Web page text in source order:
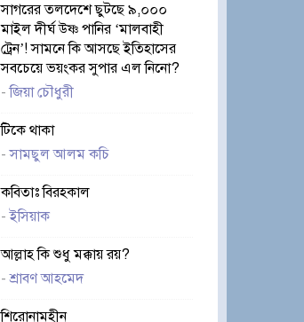
সাগরের তলদেশে ছুটছে ৯,০০০
মাইল দীর্ঘ উষ্ণ পানির ‘মালবাহী
ট্রেন’! সামনে কি আসছে ইতিহাসের
সবচেয়ে ভয়ংকর সুপার এল নিনো?
-জিয়া চৌধুরী
টিকে থাকা
-সামছুল আলম কচি
কবিতাঃ বিরহকাল
-ইসিয়াক
আল্লাহ কি শুধু মক্কায় রয়?
-শ্রাবণ আহমেদ
শিরোনামহীন